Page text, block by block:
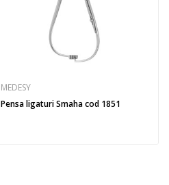
MEDESY
Pensa ligaturi Smaha cod 1851